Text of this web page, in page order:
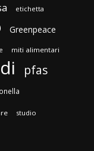
etichetta
Greenpeace
miti alimentari
pfas
studio